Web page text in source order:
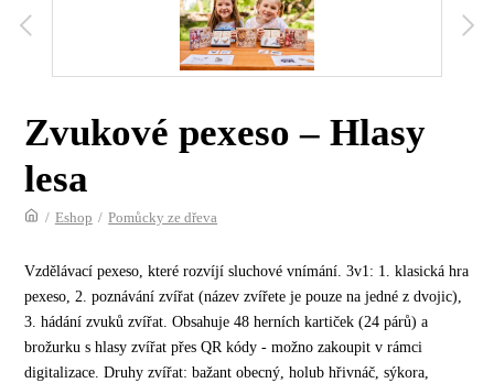
Zvukové pexeso – Hlasy
lesa
/ Eshop / Pomůcky ze dřeva
Vzdělávací pexeso, které rozvíjí sluchové vnímání. 3v1: 1. klasická hra
pexeso, 2. poznávání zvířat (název zvířete je pouze na jedné z dvojic),
3. hádání zvuků zvířat. Obsahuje 48 herních kartiček (24 párů) a
brožurku s hlasy zvířat přes QR kódy - možno zakoupit v rámci
digitalizace. Druhy zvířat: bažant obecný, holub hřivnáč, sýkora,